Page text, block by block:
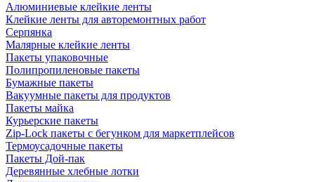
Алюминиевые клейкие ленты
Клейкие ленты для авторемонтных работ
Серпянка
Малярные клейкие ленты
Пакеты упаковочные
Полипропиленовые пакеты
Бумажные пакеты
Вакуумные пакеты для продуктов
Пакеты майка
Курьерские пакеты
Zip-Lock пакеты с бегунком для маркетплейсов
Термоусадочные пакеты
Пакеты Дой-пак
Деревянные хлебные лотки